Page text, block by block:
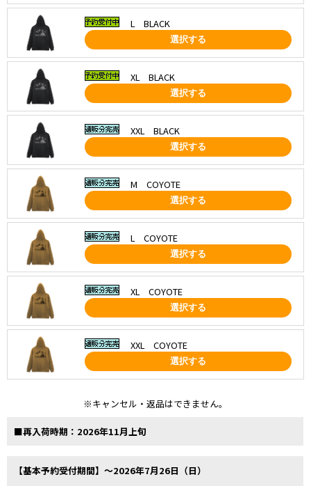
L BLACK
選択する
XL BLACK
選択する
XXL BLACK
選択する
M COYOTE
選択する
L COYOTE
選択する
XL COYOTE
選択する
XXL COYOTE
選択する
※キャンセル・返品はできません。
■再入荷時期：2026年11月上旬
【基本予約受付期間】～2026年7月26日（日）